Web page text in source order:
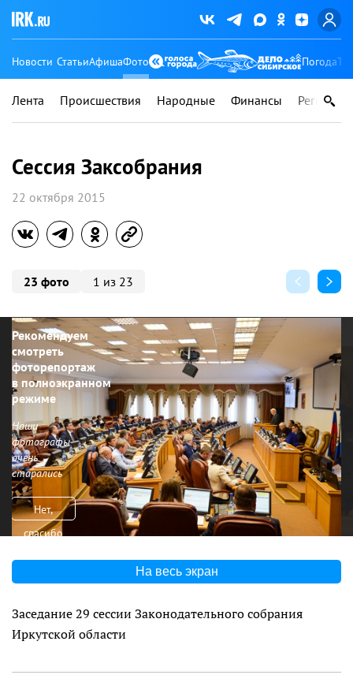
Новости СтатьиАфишаФото Погода
Лента Происшествия Народные Финансы Регионы
Сессия Заксобрания
22 октября 2015
23 фото 1 из 23
Рекомендуем
смотреть
фоторепортаж
в полноэкранном
режиме
Наши
фотографы
очень
старались
Нет,
спасибо
На весь экран
Заседание 29 сессии Законодательного собрания
Иркутской области